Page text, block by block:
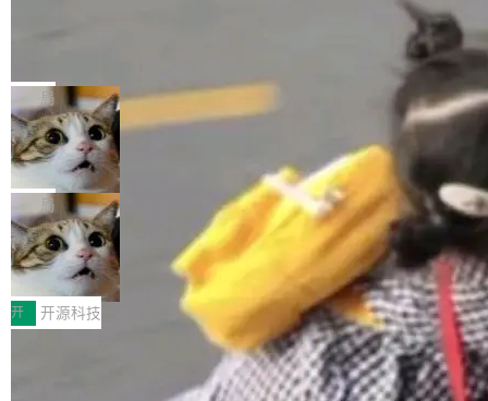
库之一。你的操作系统、浏览器、无数的基础设
施软件，很可能都在用它。而过去十年，维护它
的人一直在用业余...
gi?id=2019042">Bug&nbsp;2019042</a>）</l
i> <li>现在，助手可以直接使用 Exa 的网络搜索
结果回答问题，而无需将问题转交给搜索引擎。
（<a href="https://bugzilla.mozilla.org/show_
bug.cgi?id=204...
的 npm 包。项目的核心论点是：容器不适合 Ag
ent 计算。真正适合的，是 Isolate。 Cloudflare
工程师在这件事上没什么可谦虚的——他们用 W
orkers 跑了十年 Isolate。用 CEO Matthew Pri
nce 的话说：「我们一生都在用 Isolate 运行代
码，而 AI Agent 不需要容器，它们需要的是 Iso
late。」 容器为什么不合适 容器的问题在于启动
和销毁都太重了。一个 Agent 要执行的任务可能
只需要几毫秒的 CPU 时间，但容器从冷启动到
就绪要花数秒。如果未来有十...
局
OpenAI 公开邮件和聊天记录回应苹果
诉讼，称“Apple is getting this wron
g”
上个月，苹果一纸诉状把 OpenAI 告上法庭，指
控其挖角苹果前员工并窃取商业秘密。苹果的诉
状把 OpenAI 描述成一个系统性地从前东家挖
人、套取机密信息的对手。 OpenAI 没发律师
函，也没选择庭外沉默。它在官网贴了一篇博
文，标题只有六个字：Apple is getting this wro
ng。 然后，它把邮件往来和 iMessage 聊天记
录全贴了出来。 他发错人了 苹果外部律师 Gabr
iel Gross 来自 Weil 律所，2 月 23 日下午 5:53
局
HUAWEI MatePad Edge上架WorkBu
ddy鸿蒙PC版，说话就能干活的AI办公
搭子
全能AI工作台WorkBuddy鸿蒙PC版上架HUAWE
I MatePad Edge应用市场，直接下载即可使
用，与鸿蒙电脑上的体验一致。值得一提的是，
这是目前市面上唯一支持平板接入WorkBuddy P
C版的产品，搭载“人机双写”重磅功能——你写
开 开源科技
FFmpeg 9.0 发布：代号“Lei”，以此纪
全球知名开源多媒体框架 FFmpeg 今天正式发